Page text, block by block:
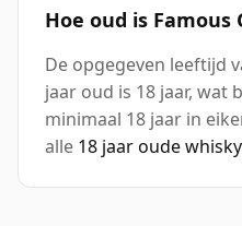
Hoe oud is Famous
De opgegeven leeftijd
jaar oud is 18 jaar, wat
minimaal 18 jaar in
alle 18 jaar oude whisky